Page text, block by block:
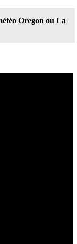
Oregon ou La